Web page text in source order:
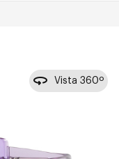
Vista 360º